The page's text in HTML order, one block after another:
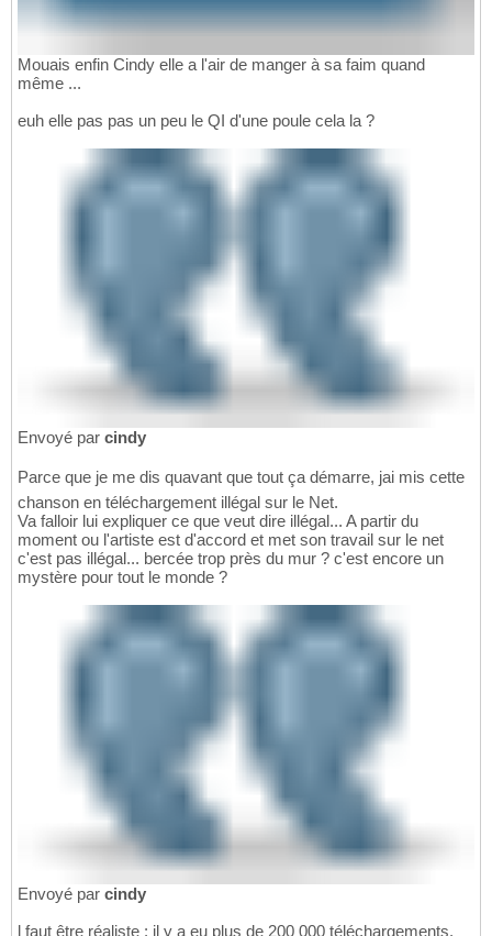
Mouais enfin Cindy elle a l'air de manger à sa faim quand
même ...
euh elle pas pas un peu le QI d'une poule cela la ?
Envoyé par cindy
Parce que je me dis quavant que tout ça démarre, jai mis cette
chanson en téléchargement illégal sur le Net.
Va falloir lui expliquer ce que veut dire illégal... A partir du
moment ou l'artiste est d'accord et met son travail sur le net
c'est pas illégal... bercée trop près du mur ? c'est encore un
mystère pour tout le monde ?
Envoyé par cindy
l faut être réaliste : il y a eu plus de 200 000 téléchargements.